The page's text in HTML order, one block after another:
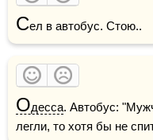
Сел в автобус. Стою..
Одесса. Автобус:
легли, то хотя бы не